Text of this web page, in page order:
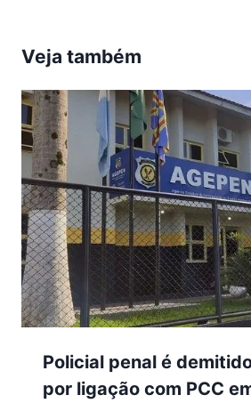
Veja também
Policial penal é
por ligação com PCC